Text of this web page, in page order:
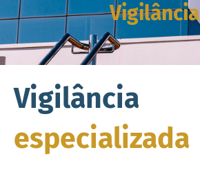
Vigilância
Vigilância
especializada